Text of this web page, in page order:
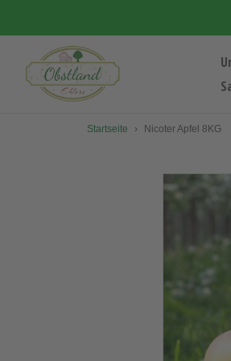
Startseite › Nicoter Apfel 8KG